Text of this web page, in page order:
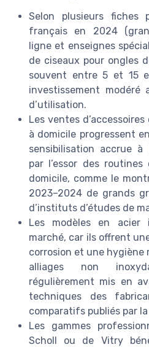
Selon plusieurs fiches
français en 2024
ligne et enseignes
de ciseaux pour ongles
souvent entre 5 et 15
investissement
d’utilisation.
Les ventes
à domicile progressent
sensibilisation accrue à
par l’essor des
domicile, comme le
2023–2024 de grands
d’instituts d’études de
Les modèles en acier
marché, car ils offrent
corrosion et une hygiène
alliages non
régulièrement mis en
techniques des
comparatifs publiés par
Les gammes
Scholl ou de Vitry